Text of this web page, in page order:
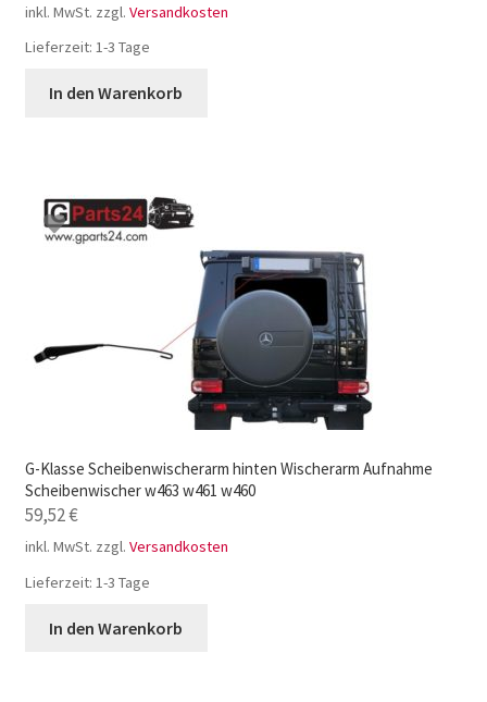
inkl. MwSt. zzgl. Versandkosten
Lieferzeit: 1-3 Tage
In den Warenkorb
G-Klasse Scheibenwischerarm hinten Wischerarm Aufnahme
Scheibenwischer w463 w461 w460
59,52€
inkl. MwSt. zzgl. Versandkosten
Lieferzeit: 1-3 Tage
In den Warenkorb